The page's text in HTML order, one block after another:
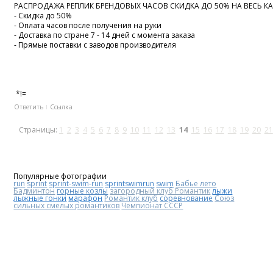
РАСПРОДАЖА РЕПЛИК БРЕНДОВЫХ ЧАСОВ СКИДКА ДО 50% НА ВЕСЬ
- Скидка до 50%
- Оплата часов после получения на руки
- Доставка по стране 7 - 14 дней с момента заказа
- Прямые поставки с заводов производителя
*!=
Ответить Ссылка
Страницы: 1 2 3 4 5 6 7 8 9 10 11 12 13 14 15 16 17 18 19 20 21
Популярные фотографии
run sprint sprint-swim-run sprintswimrun swim Бабье лето
Бадминтонгорные козлы загородный клуб Романтиклыжи
лыжные гонки марафонРомантик клубсоревнованиеСоюз
сильных смелых романтиковЧемпионат СССР